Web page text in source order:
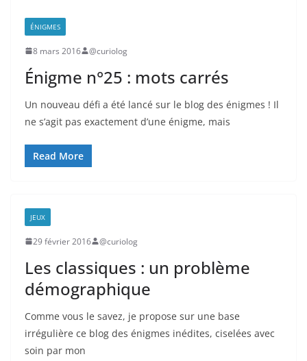
ÉNIGMES
8 mars 2016 @curiolog
Énigme n°25 : mots carrés
Un nouveau défi a été lancé sur le blog des énigmes ! Il
ne s’agit pas exactement d’une énigme, mais
Read More
JEUX
29 février 2016 @curiolog
Les classiques : un problème
démographique
Comme vous le savez, je propose sur une base
irrégulière ce blog des énigmes inédites, ciselées avec
soin par mon